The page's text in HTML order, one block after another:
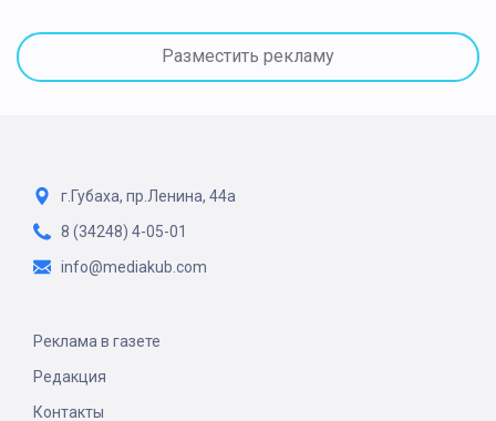
Разместить рекламу
г.Губаха, пр.Ленина, 44а
8 (34248) 4-05-01
info@mediakub.com
Реклама в газете
Редакция
Контакты